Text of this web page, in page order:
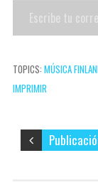
s
t
Escribe
tu
electrónico…
TOPICS: MÚSICA
IMPRIMIR